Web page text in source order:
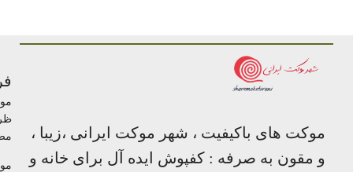
موکت های باکیفیت ، شهر موکت ایرانی ،زیبا ،
و مقون به صرفه : کفپوش ایده آل برای خانه و